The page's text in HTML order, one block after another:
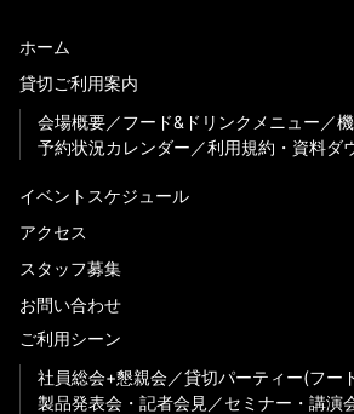
ホーム
貸切ご利用案内
会場概要
フード&ドリンクメニュー
予約状況カレンダー
利用規約・資料ダ
イベントスケジュール
アクセス
スタッフ募集
お問い合わせ
ご利用シーン
社員総会+懇親会
貸切パーティー(フー
製品発表会・記者会見
セミナー・講演